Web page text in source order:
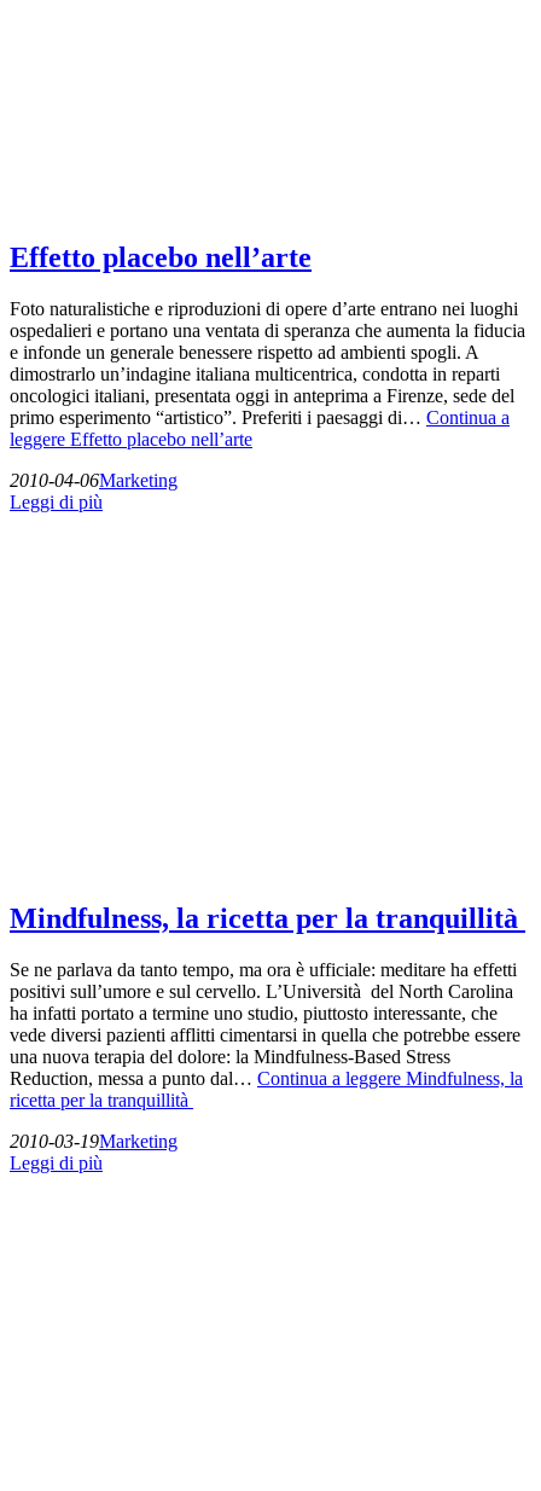
Effetto placebo nell’arte
Foto naturalistiche e riproduzioni di opere d’arte entrano nei luoghi
ospedalieri e portano una ventata di speranza che aumenta la fiducia
e infonde un generale benessere rispetto ad ambienti spogli. A
dimostrarlo un’indagine italiana multicentrica, condotta in reparti
oncologici italiani, presentata oggi in anteprima a Firenze, sede del
primo esperimento “artistico”. Preferiti i paesaggi di… Continua a
leggere Effetto placebo nell’arte
2010-04-06Marketing
Leggi di più
Mindfulness, la ricetta per la tranquillità
Se ne parlava da tanto tempo, ma ora è ufficiale: meditare ha effetti
positivi sull’umore e sul cervello. L’Università del North Carolina
ha infatti portato a termine uno studio, piuttosto interessante, che
vede diversi pazienti afflitti cimentarsi in quella che potrebbe essere
una nuova terapia del dolore: la Mindfulness-Based Stress
Reduction, messa a punto dal… Continua a leggere Mindfulness, la
ricetta per la tranquillità
2010-03-19Marketing
Leggi di più